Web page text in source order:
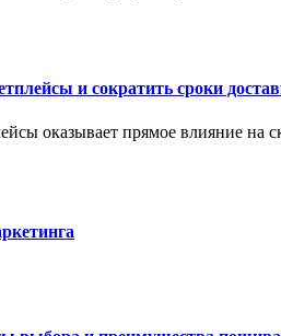
и сократить сроки
оказывает прямое влияние на